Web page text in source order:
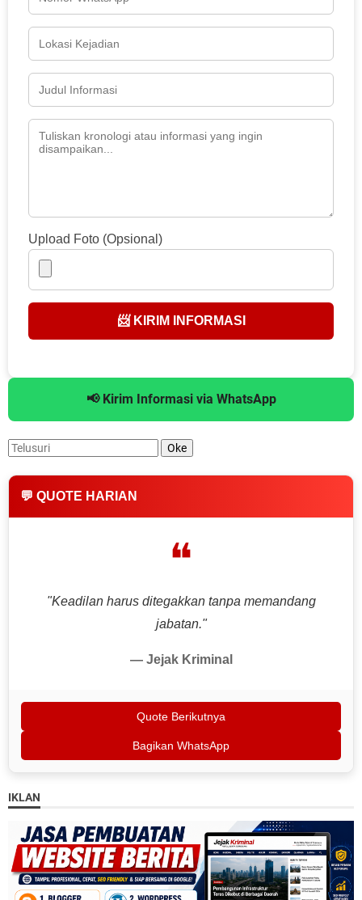
Upload Foto (Opsional)
📨 KIRIM INFORMASI
📢 Kirim Informasi via WhatsApp
💬 QUOTE HARIAN
❝
"Keadilan harus ditegakkan tanpa memandang
jabatan."
— Jejak Kriminal
Quote Berikutnya
Bagikan WhatsApp
IKLAN